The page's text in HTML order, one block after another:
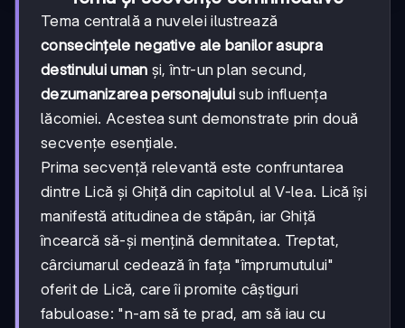
Tema centrală a nuvelei ilustrează
consecințele negative ale banilor asupra
destinului uman și, într-un plan secund,
dezumanizarea personajuluisub influența
lăcomiei. Acestea sunt demonstrate prin două
secvențe esențiale.
Prima secvență relevantă este confruntarea
dintre Lică și Ghiță din capitolul al V-lea. Lică își
manifestă atitudinea de stăpân, iar Ghiță
încearcă să-și mențină demnitatea. Treptat,
cârciumarul cedează în fața "împrumutului"
oferit de Lică, care îi promite câștiguri
fabuloase: "n-am să te prad, am să iau cu